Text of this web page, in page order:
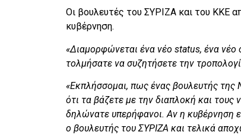
Οι βουλευτές του ΣΥΡΙΖΑ και του ΚΚΕ
κυβέρνηση.
«Διαμορφώνεται ένα νέο status, ένα
τολμήσατε να συζητήσετε την
«Εκπλήσσομαι, πως ένας βουλευτής της
ότι τα βάζετε με την διαπλοκή και τους
δηλώνατε υπερήφανοι. Αν η κυβέρνηση
ο βουλευτής του ΣΥΡΙΖΑ και τελικά